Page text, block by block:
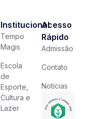
Institucional
Tempo
Magis
Escola
de
Esporte,
Cultura e
Lazer
Acesso
Rápido
Admissão
Contato
Notícias